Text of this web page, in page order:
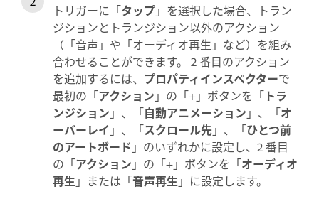
トリガーに「タップ」を選択した場合、トラン
ジションとトランジション以外のアクション
（「音声」や「オーディオ再生」など）を組み
合わせることができます。 2 番目のアクション
を追加するには、 プロパティインスペクターで
最初の「アクション 」の「+」ボタンを「 トラ
ンジション 」、「自動アニメーション 」、「オ
ーバーレイ 」、「スクロール先」、「ひとつ前
のアートボード 」のいずれかに設定し、2 番目
の「アクション 」の「+」ボタンを「オーディオ
再生」または「音声再生」に設定します。